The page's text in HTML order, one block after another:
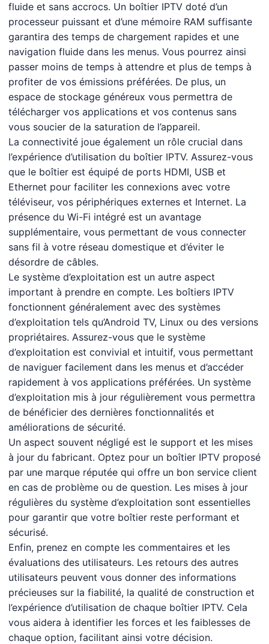
fluide et sans accrocs. Un boîtier IPTV doté d’un
processeur puissant et d’une mémoire RAM suffisante
garantira des temps de chargement rapides et une
navigation fluide dans les menus. Vous pourrez ainsi
passer moins de temps à attendre et plus de temps à
profiter de vos émissions préférées. De plus, un
espace de stockage généreux vous permettra de
télécharger vos applications et vos contenus sans
vous soucier de la saturation de l’appareil.
La connectivité joue également un rôle crucial dans
l’expérience d’utilisation du boîtier IPTV. Assurez-vous
que le boîtier est équipé de ports HDMI, USB et
Ethernet pour faciliter les connexions avec votre
téléviseur, vos périphériques externes et Internet. La
présence du Wi-Fi intégré est un avantage
supplémentaire, vous permettant de vous connecter
sans fil à votre réseau domestique et d’éviter le
désordre de câbles.
Le système d’exploitation est un autre aspect
important à prendre en compte. Les boîtiers IPTV
fonctionnent généralement avec des systèmes
d’exploitation tels qu’Android TV, Linux ou des versions
propriétaires. Assurez-vous que le système
d’exploitation est convivial et intuitif, vous permettant
de naviguer facilement dans les menus et d’accéder
rapidement à vos applications préférées. Un système
d’exploitation mis à jour régulièrement vous permettra
de bénéficier des dernières fonctionnalités et
améliorations de sécurité.
Un aspect souvent négligé est le support et les mises
à jour du fabricant. Optez pour un boîtier IPTV proposé
par une marque réputée qui offre un bon service client
en cas de problème ou de question. Les mises à jour
régulières du système d’exploitation sont essentielles
pour garantir que votre boîtier reste performant et
sécurisé.
Enfin, prenez en compte les commentaires et les
évaluations des utilisateurs. Les retours des autres
utilisateurs peuvent vous donner des informations
précieuses sur la fiabilité, la qualité de construction et
l’expérience d’utilisation de chaque boîtier IPTV. Cela
vous aidera à identifier les forces et les faiblesses de
chaque option, facilitant ainsi votre décision.